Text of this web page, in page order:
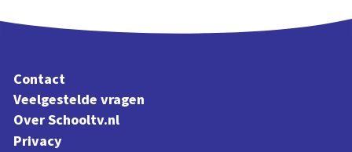
Contact
Veelgestelde vragen
Over Schooltv.nl
Privacy